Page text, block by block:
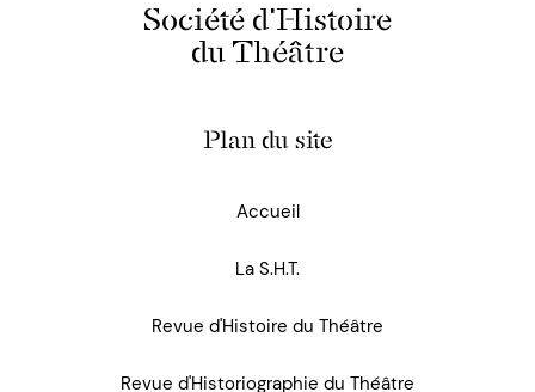
Société d'Histoire
du Théâtre
Plan du site
Accueil
La S.H.T.
Revue d'Histoire du Théâtre
Revue d'Historiographie du Théâtre